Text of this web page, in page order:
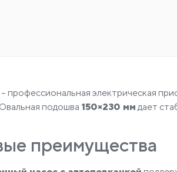
– профессиональная электрическая
подошва 150×230 ммдает
преимущества